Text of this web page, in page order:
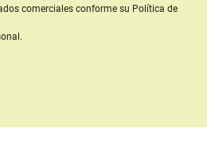
comerciales conforme su Política de